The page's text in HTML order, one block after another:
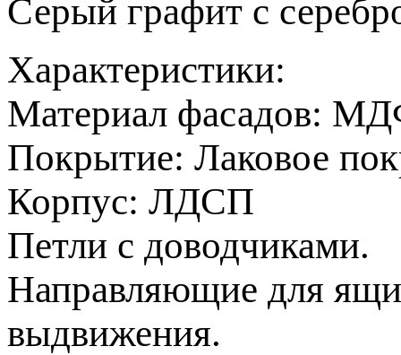
Серый графит с
Характеристики:
Материал фасадов:
Покрытие: Лаковое
Корпус: ЛДСП
Петли с доводчиками.
Направляющие для
выдвижения.